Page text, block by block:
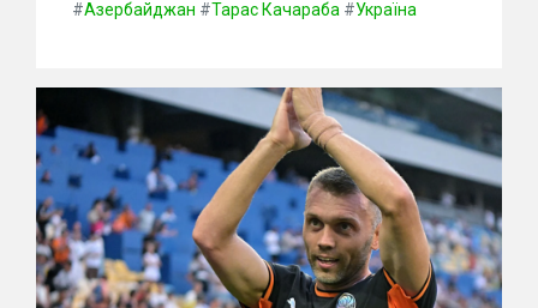
#Азербайджан #Тарас Качараба #Україна